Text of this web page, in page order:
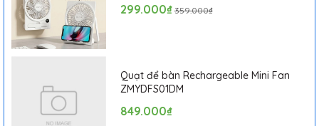
299.000₫ 359.000₫
Quạt để bàn Rechargeable Mini Fan
ZMYDFS01DM
849.000₫